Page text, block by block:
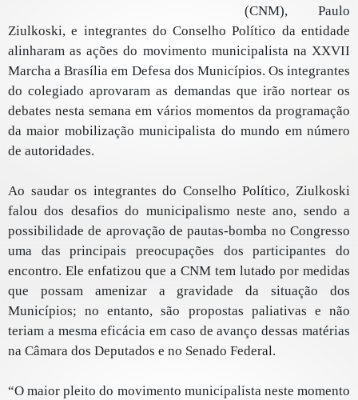
(CNM), Paulo
Ziulkoski, e integrantes do Conselho Político da entidade
alinharam as ações do movimento municipalista na XXVII
Marcha a Brasília em Defesa dos Municípios. Os integrantes
do colegiado aprovaram as demandas que irão nortear os
debates nesta semana em vários momentos da programação
da maior mobilização municipalista do mundo em número
de autoridades.
Ao saudar os integrantes do Conselho Político, Ziulkoski
falou dos desafios do municipalismo neste ano, sendo a
possibilidade de aprovação de pautas-bomba no Congresso
uma das principais preocupações dos participantes do
encontro. Ele enfatizou que a CNM tem lutado por medidas
que possam amenizar a gravidade da situação dos
Municípios; no entanto, são propostas paliativas e não
teriam a mesma eficácia em caso de avanço dessas matérias
na Câmara dos Deputados e no Senado Federal.
“O maior pleito do movimento municipalista neste momento